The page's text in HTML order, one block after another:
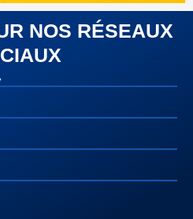
NOS RÉSEAUX